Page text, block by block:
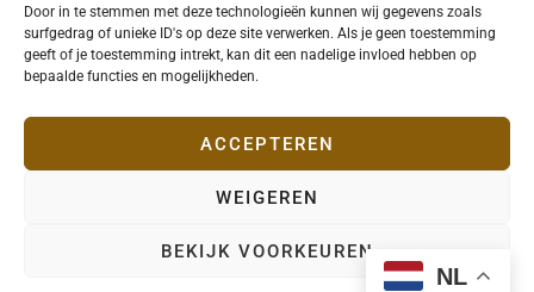
Door in te stemmen met deze technologieën kunnen wij gegevens zoals
surfgedrag of unieke ID's op deze site verwerken. Als je geen toestemming
geeft of je toestemming intrekt, kan dit een nadelige invloed hebben op
bepaalde functies en mogelijkheden.
ACCEPTEREN
WEIGEREN
BEKIJK VOORKEUREN
16 juli 2026
Copyright © 2026 indegazette.be |Privacy
NL